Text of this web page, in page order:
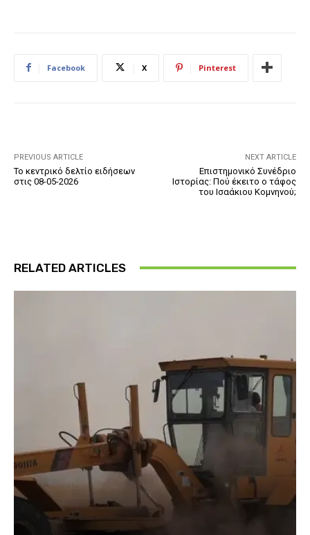
Facebook X Pinterest
PREVIOUS ARTICLE
Το κεντρικό δελτίο ειδήσεων
στις 08-05-2026
NEXT ARTICLE
Επιστημονικό Συνέδριο
Ιστορίας: Πού έκειτο ο τάφος
του Ισαάκιου Κομνηνού;
RELATED ARTICLES